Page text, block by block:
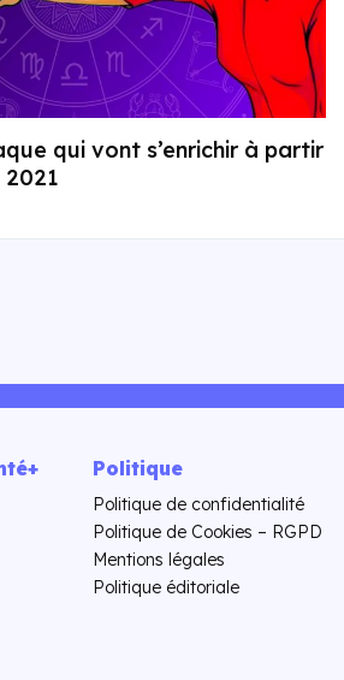
qui vont s’enrichir à partir
Politique
Politique de confidentialité
Politique de Cookies – RGPD
Mentions légales
Politique éditoriale